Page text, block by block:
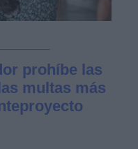
prohíbe las
multas más